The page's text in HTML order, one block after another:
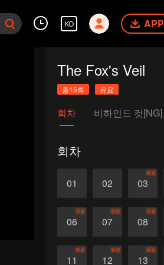
KO APP
The Fox's Veil
총15회 유료
회차 비하인드 컷[NG]
회차
01 02 03
유료
06
유료
07
유료
08
유료
11
유료
12
유료
13
유료